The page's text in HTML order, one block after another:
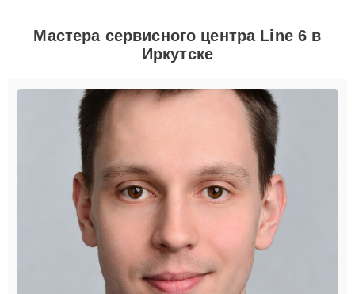
Мастера сервисного центра Line 6 в
Иркутске